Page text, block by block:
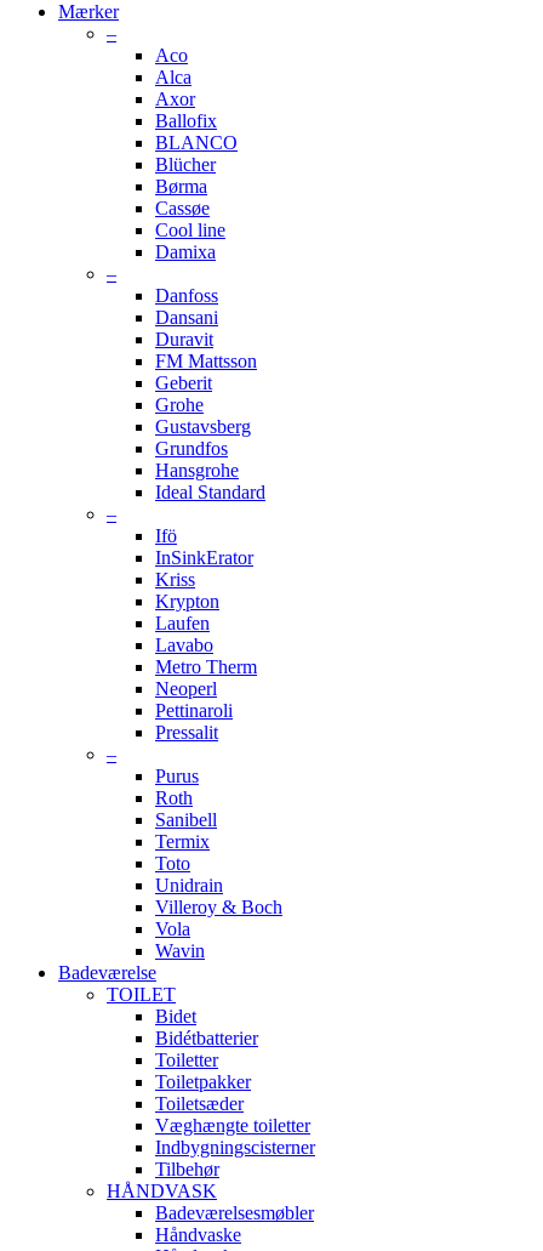
Mærker
–
Aco
Alca
Axor
Ballofix
BLANCO
Blücher
Børma
Cassøe
Cool line
Damixa
–
Danfoss
Dansani
Duravit
FM Mattsson
Geberit
Grohe
Gustavsberg
Grundfos
Hansgrohe
Ideal Standard
–
Ifö
InSinkErator
Kriss
Krypton
Laufen
Lavabo
Metro Therm
Neoperl
Pettinaroli
Pressalit
–
Purus
Roth
Sanibell
Termix
Toto
Unidrain
Villeroy & Boch
Vola
Wavin
Badeværelse
TOILET
Bidet
Bidétbatterier
Toiletter
Toiletpakker
Toiletsæder
Væghængte toiletter
Indbygningscisterner
Tilbehør
HÅNDVASK
Badeværelsesmøbler
Håndvaske